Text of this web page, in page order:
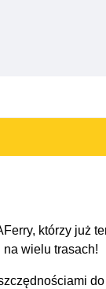
którzy już
wielu trasach!